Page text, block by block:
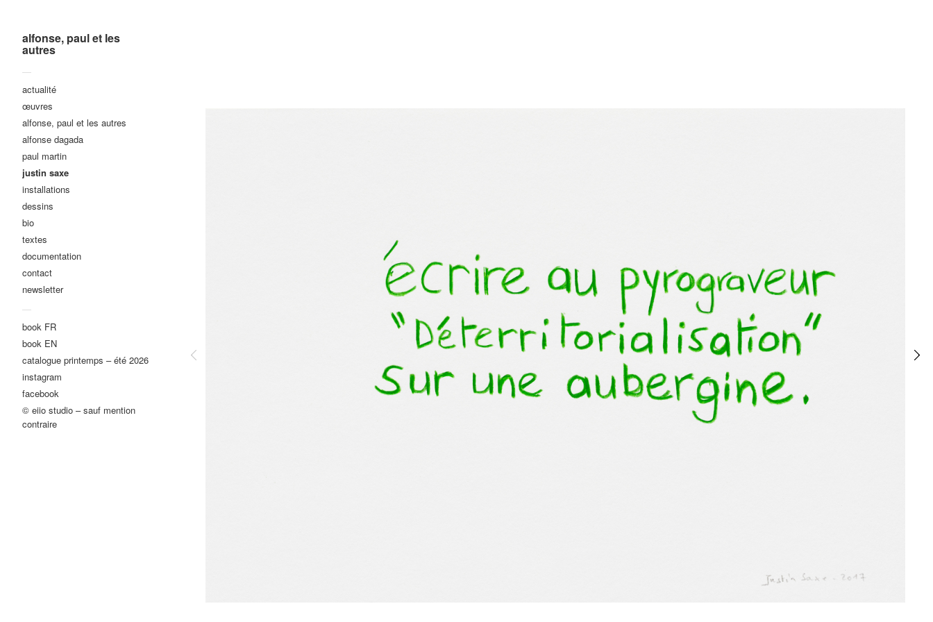
alfonse, paul et les
autres
—
actualité
œuvres
alfonse, paul et les autres
alfonse dagada
paul martin
justin saxe
installations
dessins
bio
textes
documentation
contact
newsletter
—
book FR
book EN
catalogue printemps – été 2026
instagram
facebook
© eiio studio – sauf mention
contraire